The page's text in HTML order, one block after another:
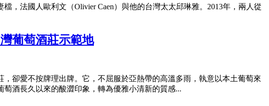
，法國人歐利文（Olivier Caen）與他的台灣太太邱琳雅。2013年，兩人從
葡萄酒莊示範地
卻愛不按牌理出牌。它，不屈服於亞熱帶的高溫多雨，執意以本土葡萄來
酒長久以來的酸澀印象，轉為優雅小清新的質感...